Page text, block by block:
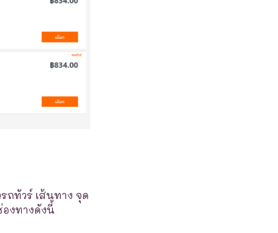
ถทัวร์ เส้นทาง จุด
องทางดังนี้